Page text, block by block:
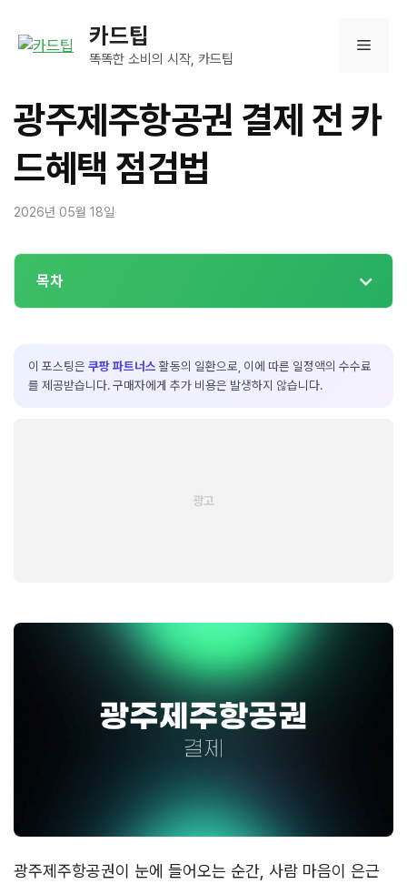
카드팁
똑똑한 소비의 시작, 카드팁
메
뉴
광주제주항공권 결제 전 카
드혜택 점검법
2026년 05월 18일
목차
이 포스팅은 쿠팡 파트너스 활동의 일환으로, 이에 따른 일정액의 수수료
를 제공받습니다. 구매자에게 추가 비용은 발생하지 않습니다.
광주제주항공권이 눈에 들어오는 순간, 사람 마음이 은근